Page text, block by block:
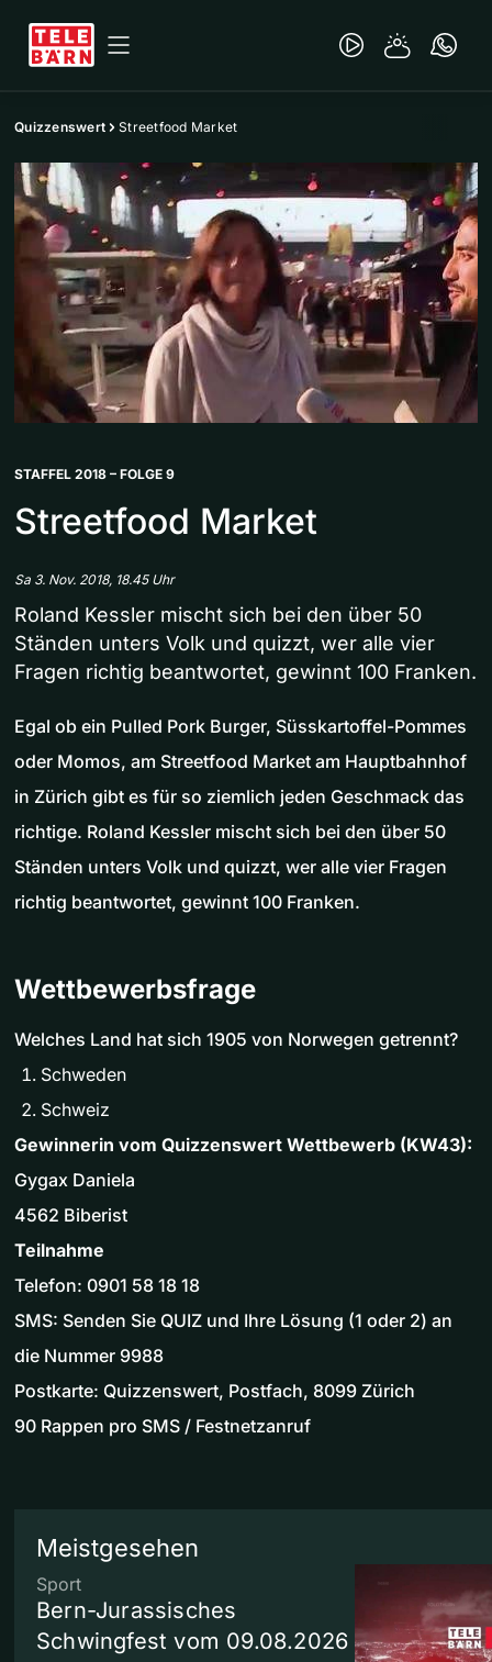
Quizzenswert Streetfood Market
STAFFEL 2018 – FOLGE 9
Streetfood Market
Sa 3. Nov. 2018, 18.45 Uhr
Roland Kessler mischt sich bei den über 50
Ständen unters Volk und quizzt, wer alle vier
Fragen richtig beantwortet, gewinnt 100 Franken.
Egal ob ein Pulled Pork Burger, Süsskartoffel-Pommes
oder Momos, am Streetfood Market am Hauptbahnhof
in Zürich gibt es für so ziemlich jeden Geschmack das
richtige. Roland Kessler mischt sich bei den über 50
Ständen unters Volk und quizzt, wer alle vier Fragen
richtig beantwortet, gewinnt 100 Franken.
Wettbewerbsfrage
Welches Land hat sich 1905 von Norwegen getrennt?
Schweden
Schweiz
Gewinnerin vom Quizzenswert Wettbewerb (KW43):
Gygax Daniela
4562 Biberist
Teilnahme
Telefon: 0901 58 18 18
SMS: Senden Sie QUIZ und Ihre Lösung (1 oder 2) an
die Nummer 9988
Postkarte: Quizzenswert, Postfach, 8099 Zürich
90 Rappen pro SMS / Festnetzanruf
Meistgesehen
Sport
Bern-Jurassisches
Schwingfest vom 09.08.2026